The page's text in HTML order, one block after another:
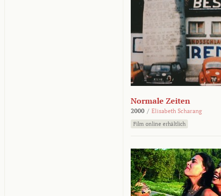
Normale Zeiten
2000 / Elisabeth Scharang
Film online erhältlich